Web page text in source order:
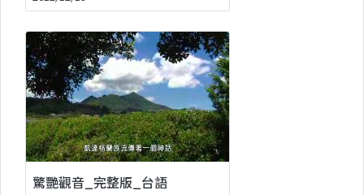
驚艷觀音_完整版_台語